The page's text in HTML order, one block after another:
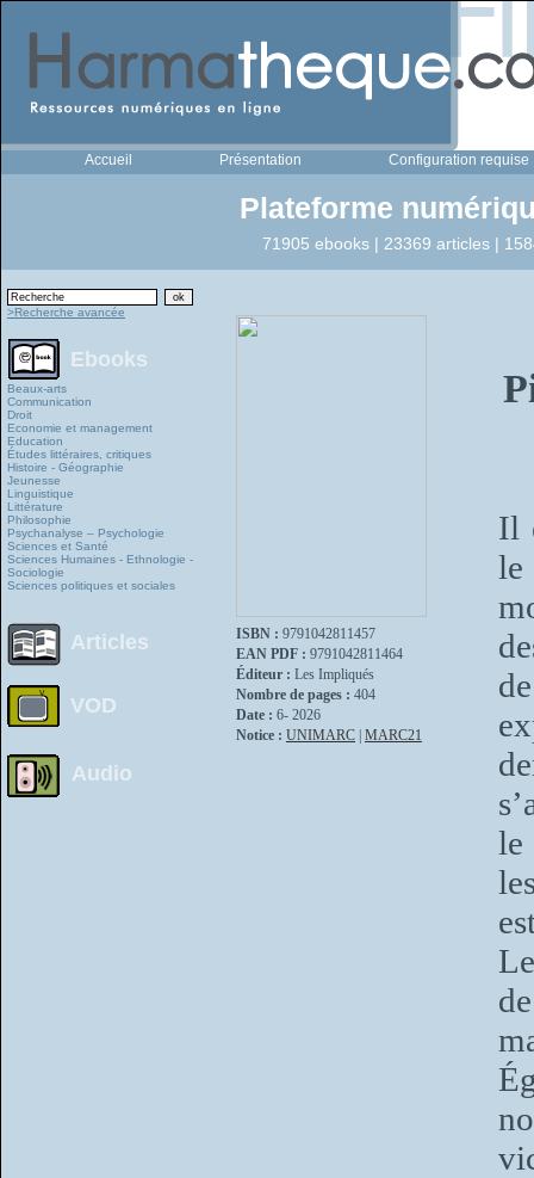
Accueil Présentation Configuration requise
Plateforme
71905 ebooks | 23369 articles |
>Recherche avancée
Ebooks
Beaux-arts
Communication
Droit
Economie et management
Education
Études littéraires, critiques
Histoire - Géographie
Jeunesse
Linguistique
Littérature
Philosophie
Psychanalyse – Psychologie
Sciences et Santé
Sciences Humaines - Ethnologie -
Sociologie
Sciences politiques et sociales
Articles
VOD
Audio
ISBN : 9791042811457
EAN PDF : 9791042811464
Éditeur : Les Impliqués
Nombre de pages : 404
Date : 6- 2026
Notice : UNIMARC MARC21
Il
le
le